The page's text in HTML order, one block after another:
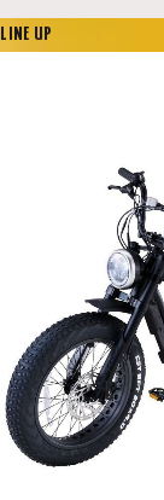
LINE UP